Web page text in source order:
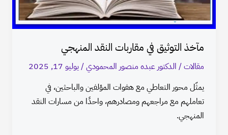
مآخذ التوثيق في مقاربات النقد المنهجي
مقالات/ الدكتور عبده منصور المحمودي/يوليو 17, 2025
يمثّل محور التعاطي مع هفوات المؤلفين والباحثين، في
تعاملهم مع مراجعهم ومصادرهم، واحدًا من مسارات النقد
المنهجي.